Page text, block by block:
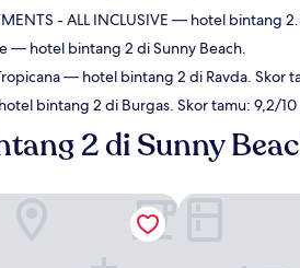
- ALL INCLUSIVE — hotel bintang
— hotel bintang 2 di Sunny Beach.
— hotel bintang 2 di Ravda. Skor
bintang 2 di Burgas. Skor tamu: 9,2/
2 di Sunny
BIATO